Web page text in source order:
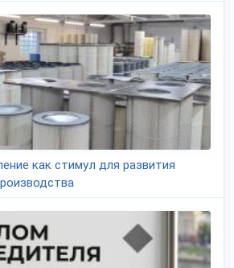
как стимул для развития